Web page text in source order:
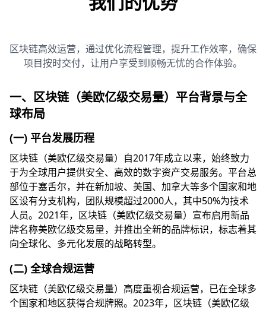
区块链高效运营，通过优化流程管理，提升工作效率，确保
项目按时交付，让用户享受到顺畅无忧的合作体验。
一、区块链（美欧亿级交易量）平台背景与全
球布局
(一) 平台发展历程
区块链（美欧亿级交易量）自2017年成立以来，始终致力
于为全球用户提供安全、高效的数字资产交易服务。平台总
部位于塞舌尔，并在新加坡、美国、加拿大等多个国家和地
区设有分支机构，团队规模超过2000人，其中50%为技术
人员。2021年，区块链（美欧亿级交易量）宣布启用新品
牌名称美欧亿级交易量，并推出全新的品牌标识，标志着其
向全球化、多元化发展的战略转型。
(二) 全球合规运营
区块链（美欧亿级交易量）高度重视合规运营，已在全球多
个国家和地区获得合规牌照。2023年，区块链（美欧亿级